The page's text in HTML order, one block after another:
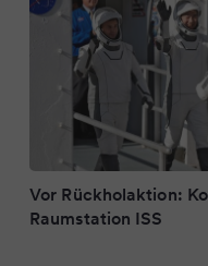
Vor Rückholaktion:
Raumstation ISS